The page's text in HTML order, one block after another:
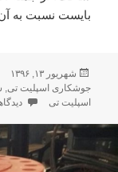
بایست نسبت به
ارسال
شده
در
شهریور ۱۳, ۱۳۹۶
جوشکاری اسپلیت تی,
اسپلیت تی
برای